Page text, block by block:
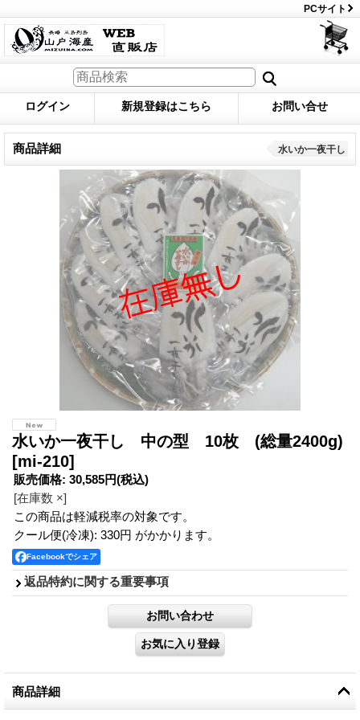
PCサイト
ログイン 新規登録はこちら お問い合せ
商品詳細 水いか一夜干し
水いか一夜干し 中の型 10枚 (総量2400g)
[mi-210]
販売価格: 30,585円(税込)
[在庫数 ×]
この商品は軽減税率の対象です。
クール便(冷凍): 330円 がかかります。
Facebookでシェア
返品特約に関する重要事項
商品詳細